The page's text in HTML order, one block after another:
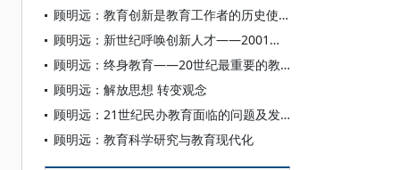
顾明远：教育创新是教育工作者的历史使命
顾明远：新世纪呼唤创新人才——2001年中国教育论坛开幕词
顾明远：终身教育——20世纪最重要的教育思潮
顾明远：解放思想 转变观念
顾明远：21世纪民办教育面临的问题及发展趋势
顾明远：教育科学研究与教育现代化